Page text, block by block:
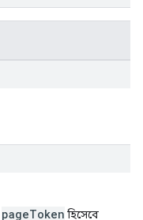
pageToken হিসেবে